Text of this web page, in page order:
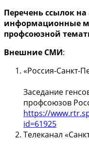
Перечень ссылок
информационные
профсоюзной
Внешние СМИ:
«Россия-Санкт-
Заседание
профсоюзов
https://
id=61925
Телеканал